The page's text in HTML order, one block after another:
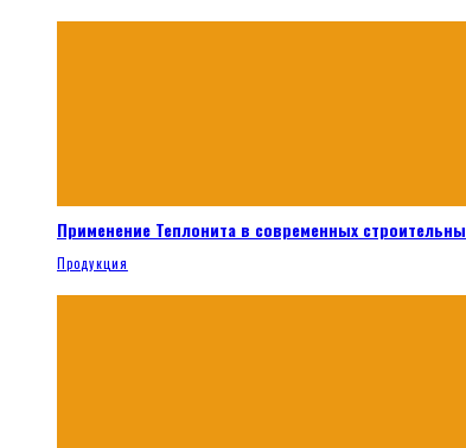
Применение Теплонита в современных
Продукция